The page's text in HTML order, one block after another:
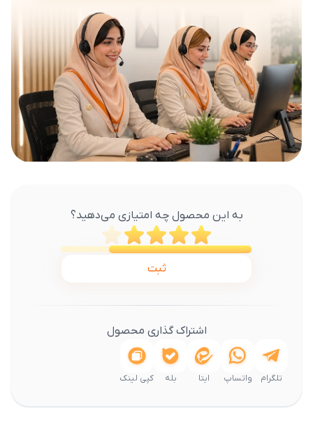
به این محصول چه امتیازی می‌دهید؟
ثبت
اشتراک گذاری محصول
تلگرام واتساپ ایتا بله کپی لینک